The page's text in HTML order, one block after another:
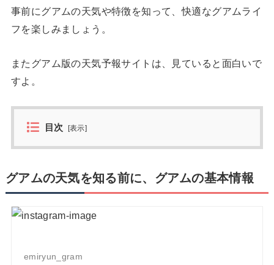
事前にグアムの天気や特徴を知って、快適なグアムライ
フを楽しみましょう。
またグアム版の天気予報サイトは、見ていると面白いで
すよ。
目次 [表示]
グアムの天気を知る前に、グアムの基本情報
emiryun_gram